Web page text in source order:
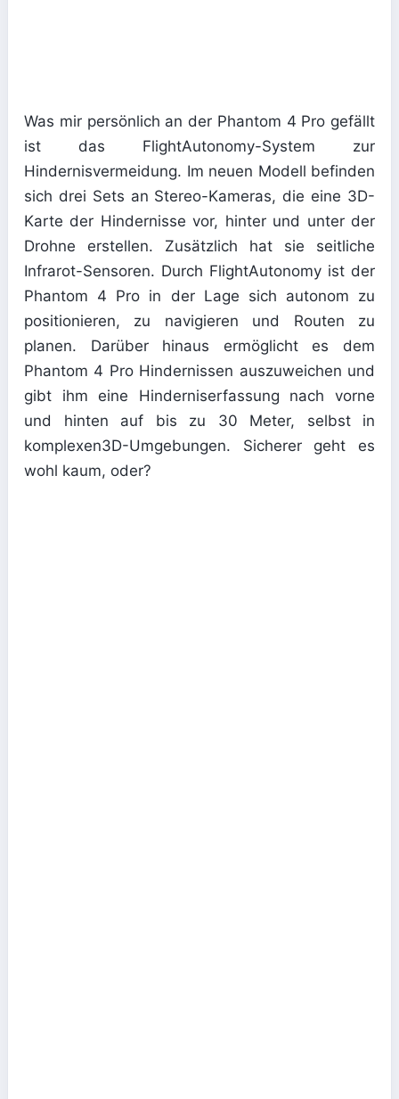
Was mir persönlich an der Phantom 4 Pro gefällt
ist das FlightAutonomy-System zur
Hindernisvermeidung. Im neuen Modell befinden
sich drei Sets an Stereo-Kameras, die eine 3D-
Karte der Hindernisse vor, hinter und unter der
Drohne erstellen. Zusätzlich hat sie seitliche
Infrarot-Sensoren. Durch FlightAutonomy ist der
Phantom 4 Pro in der Lage sich autonom zu
positionieren, zu navigieren und Routen zu
planen. Darüber hinaus ermöglicht es dem
Phantom 4 Pro Hindernissen auszuweichen und
gibt ihm eine Hinderniserfassung nach vorne
und hinten auf bis zu 30 Meter, selbst in
komplexen3D-Umgebungen. Sicherer geht es
wohl kaum, oder?